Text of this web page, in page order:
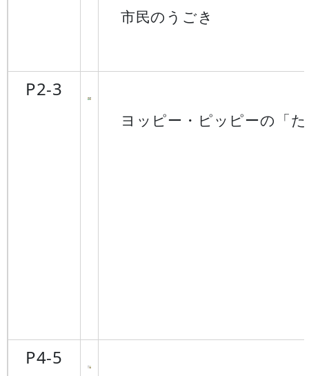
市民のうごき
P2-3
ヨッピー・ピッピーの「
P4-5